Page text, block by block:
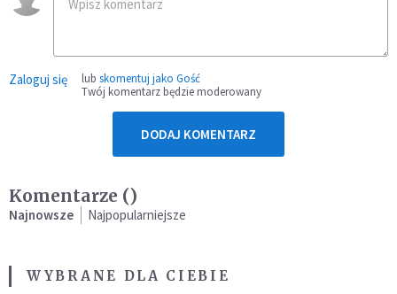
Zaloguj się lub skomentuj jako Gość
Twój komentarz będzie moderowany
DODAJ KOMENTARZ
Komentarze ()
Najnowsze Najpopularniejsze
WYBRANE DLA CIEBIE